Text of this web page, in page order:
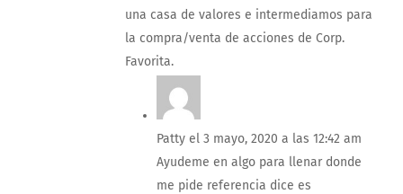
una casa de valores e intermediamos para
la compra/venta de acciones de Corp.
Favorita.
Patty el 3 mayo, 2020 a las 12:42 am
Ayudeme en algo para llenar donde
me pide referencia dice es